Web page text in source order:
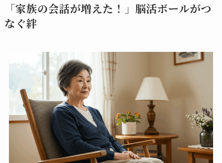
「家族の会話が増えた！」脳活ボールがつ
なぐ絆